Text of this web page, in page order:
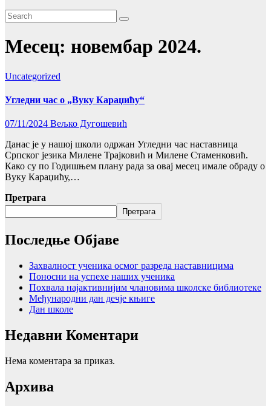
Месец: новембар 2024.
Uncategorized
Угледни час о „Вуку Караџићу“
07/11/2024 Вељко Дугошевић
Данас је у нашој школи одржан Угледни час наставница
Српског језика Милене Трајковић и Милене Стаменковић.
Како су по Годишњем плану рада за овај месец имале обраду о
Вуку Караџићу,…
Претрага
Претрага
Последње Објаве
Захвалност ученика осмог разреда наставницима
Поносни на успехе наших ученика
Похвала најактивнијим члановима школске библиотеке
Међународни дан дечје књиге
Дан школе
Недавни Коментари
Нема коментара за приказ.
Aрхива